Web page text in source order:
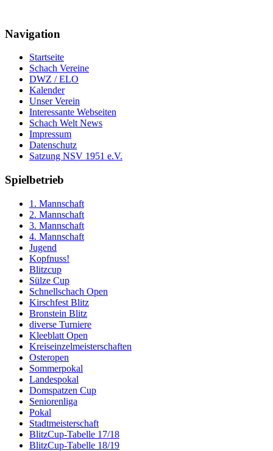
Navigation
Startseite
Schach Vereine
DWZ / ELO
Kalender
Unser Verein
Interessante Webseiten
Schach Welt News
Impressum
Datenschutz
Satzung NSV 1951 e.V.
Spielbetrieb
1. Mannschaft
2. Mannschaft
3. Mannschaft
4. Mannschaft
Jugend
Kopfnuss!
Blitzcup
Sülze Cup
Schnellschach Open
Kirschfest Blitz
Bronstein Blitz
diverse Turniere
Kleeblatt Open
Kreiseinzelmeisterschaften
Osteropen
Sommerpokal
Landespokal
Domspatzen Cup
Seniorenliga
Pokal
Stadtmeisterschaft
BlitzCup-Tabelle 17/18
BlitzCup-Tabelle 18/19